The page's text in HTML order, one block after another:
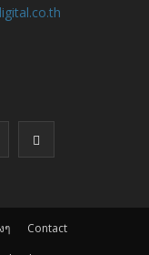
ๆ
Contact